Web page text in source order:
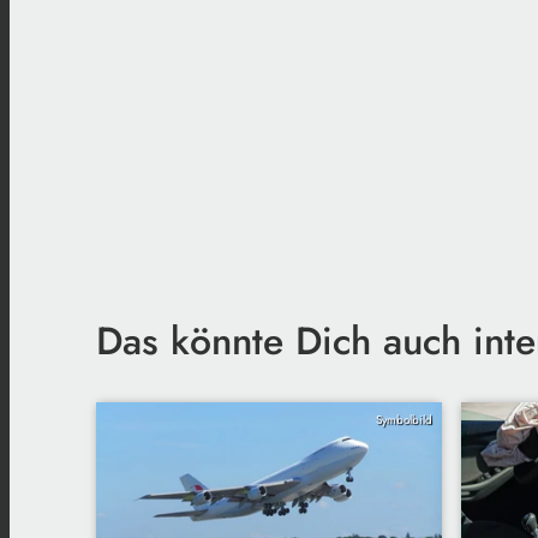
Das könnte Dich auch
Symbolbild